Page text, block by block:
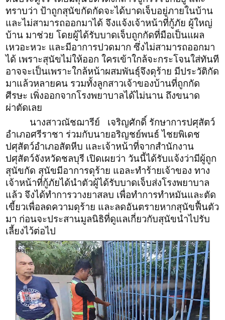
ทราบว่า ป้าถูกสุนัขกัดกัดจะได้บาดเจ็บอยู่ภายในบ้าน
และไม่สามารถออกมาได้ จึงแจ้งเจ้าหน้าที่กู้ภัย ผู้ใหญ่
บ้าน มาช่วย โดยผู้ได้รับบาดเจ็บถูกกัดที่มือเป็นแผล
เหวอะหวะ และมีอาการปวดมาก ซึ่งไม่สามารถออกมา
ได้ เพราะสุนัขไม่ให้ออก ใครเข้าใกล้จะกระโจนใส่ทันที
อาจจะเป็นเพราะใกล้หน้าผสมพันธุ์จึงดุร้าย มีประวัติกัด
มาแล้วหลายคน รวมทั้งลูกสาวเจ้าของบ้านที่ถูกกัด
ศีรษะ เพิ่งออกจากโรงพยาบาลได้ไม่นาน ถึงขนาด
ผ่าตัดเลย
นางสาวณัชฌารีย์ เจริญศักดิ์ รักษาการปศุสัตว์
อำเภอศรีราชา ร่วมกับนายอริญชย์พนธ์ ไชยพิเดช
ปศุสัตว์อำเภอสัตหีบ และเจ้าหน้าที่จากสำนักงาน
ปศุสัตว์จังหวัดชลบุรี เปิดเผยว่า วันนี้ได้รับแจ้งว่ามีผู้ถูก
สุนัขกัด สุนัขมีอาการดุร้าย แอละทำร้ายเจ้าของ ทาง
เจ้าหน้าที่กู้ภัยได้นำตัวผู้ได้รับบาดเจ็บส่งโรงพยาบาล
แล้ว จึงได้ทำการวางยาสลบ เพื่อทำการทำหมันและตัด
เขี้ยวเพื่อลดความดุร้าย และลดอันตรายหากสุนัขฟื้นตัว
มา ก่อนจะประสานมูลนิธิที่ดูแลเกี่ยวกับสุนัขนำไปรับ
เลี้ยงไว้ต่อไป